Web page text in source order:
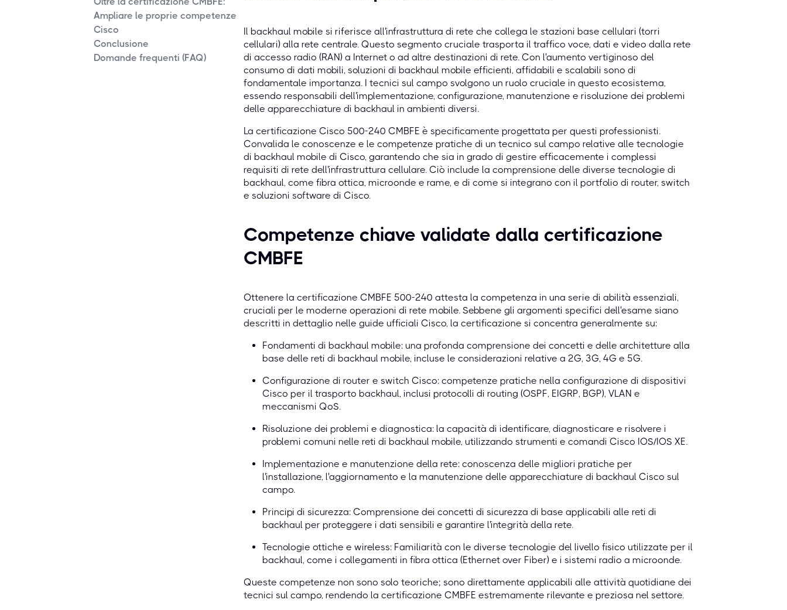
Ampliare le proprie competenze
Cisco
Conclusione
Domande frequenti (FAQ)
Il backhaul mobile si riferisce all'infrastruttura di rete che collega le stazioni base cellulari (torri
cellulari) alla rete centrale. Questo segmento cruciale trasporta il traffico voce, dati e video dalla rete
di accesso radio (RAN) a Internet o ad altre destinazioni di rete. Con l'aumento vertiginoso del
consumo di dati mobili, soluzioni di backhaul mobile efficienti, affidabili e scalabili sono di
fondamentale importanza. I tecnici sul campo svolgono un ruolo cruciale in questo ecosistema,
essendo responsabili dell'implementazione, configurazione, manutenzione e risoluzione dei problemi
delle apparecchiature di backhaul in ambienti diversi.
La certificazione Cisco 500-240 CMBFE è specificamente progettata per questi professionisti.
Convalida le conoscenze e le competenze pratiche di un tecnico sul campo relative alle tecnologie
di backhaul mobile di Cisco, garantendo che sia in grado di gestire efficacemente i complessi
requisiti di rete dell'infrastruttura cellulare. Ciò include la comprensione delle diverse tecnologie di
backhaul, come fibra ottica, microonde e rame, e di come si integrano con il portfolio di router, switch
e soluzioni software di Cisco.
Competenze chiave validate dalla certificazione
CMBFE
Ottenere la certificazione CMBFE 500-240 attesta la competenza in una serie di abilità essenziali,
cruciali per le moderne operazioni di rete mobile. Sebbene gli argomenti specifici dell'esame siano
descritti in dettaglio nelle guide ufficiali Cisco, la certificazione si concentra generalmente su:
Fondamenti di backhaul mobile: una profonda comprensione dei concetti e delle architetture alla
base delle reti di backhaul mobile, incluse le considerazioni relative a 2G, 3G, 4G e 5G.
Configurazione di router e switch Cisco: competenze pratiche nella configurazione di dispositivi
Cisco per il trasporto backhaul, inclusi protocolli di routing (OSPF, EIGRP, BGP), VLAN e
meccanismi QoS.
Risoluzione dei problemi e diagnostica: la capacità di identificare, diagnosticare e risolvere i
problemi comuni nelle reti di backhaul mobile, utilizzando strumenti e comandi Cisco IOS/IOS XE.
Implementazione e manutenzione della rete: conoscenza delle migliori pratiche per
l'installazione, l'aggiornamento e la manutenzione delle apparecchiature di backhaul Cisco sul
campo.
Principi di sicurezza: Comprensione dei concetti di sicurezza di base applicabili alle reti di
backhaul per proteggere i dati sensibili e garantire l'integrità della rete.
Tecnologie ottiche e wireless: Familiarità con le diverse tecnologie del livello fisico utilizzate per il
backhaul, come i collegamenti in fibra ottica (Ethernet over Fiber) e i sistemi radio a microonde.
Queste competenze non sono solo teoriche; sono direttamente applicabili alle attività quotidiane dei
tecnici sul campo, rendendo la certificazione CMBFE estremamente rilevante e preziosa nel settore.